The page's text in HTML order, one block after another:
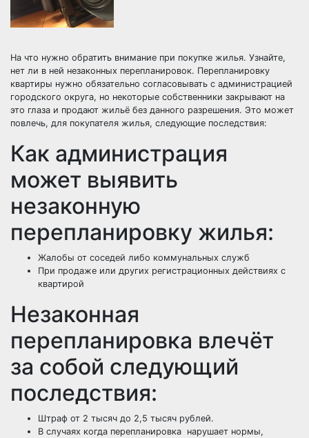
На что нужно обратить внимание при покупке жилья. Узнайте,
нет ли в ней незаконных перепланировок. Перепланировку
квартиры нужно обязательно согласовывать с администрацией
городского округа, но некоторые собственники закрывают на
это глаза и продают жильё без данного разрешения. Это может
повлечь, для покупателя жилья, следующие последствия:
Как администрация
может выявить
незаконную
перепланировку жилья:
Жалобы от соседей либо коммунальных служб
При продаже или других регистрационных действиях с
квартирой
Незаконная
перепланировка влечёт
за собой следующий
последствия:
Штраф от 2 тысяч до 2,5 тысяч рублей.
В случаях когда перепланировка нарушает нормы,